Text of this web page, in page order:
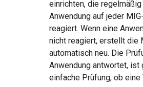
einrichten, die
Anwendung auf jeder
reagiert. Wenn eine
nicht reagiert, erstellt die
automatisch neu. Die
Anwendung antwortet, ist
einfache Prüfung, ob